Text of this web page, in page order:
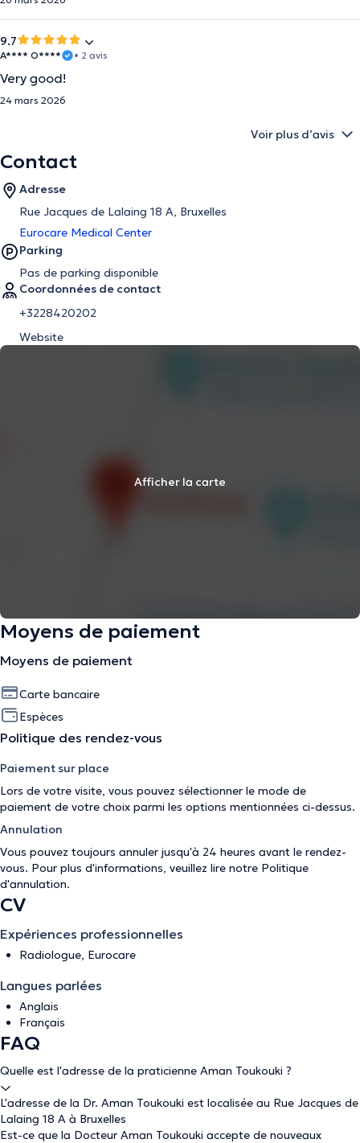
9.7
A**** O**** • 2 avis
Very good!
24 mars 2026
Voir plus d’avis
Contact
Adresse
Rue Jacques de Lalaing 18 A, Bruxelles
Eurocare Medical Center
Parking
Pas de parking disponible
Coordonnées de contact
+3228420202
Website
Afficher la carte
Moyens de paiement
Moyens de paiement
Carte bancaire
Espèces
Politique des rendez-vous
Paiement sur place
Lors de votre visite, vous pouvez sélectionner le mode de
paiement de votre choix parmi les options mentionnées ci-dessus.
Annulation
Vous pouvez toujours annuler jusqu'à 24 heures avant le rendez-
vous. Pour plus d'informations, veuillez lire notre Politique
d'annulation.
CV
Expériences professionnelles
Radiologue, Eurocare
Langues parlées
Anglais
Français
FAQ
Quelle est l'adresse de la praticienne Aman Toukouki ?
L'adresse de la Dr. Aman Toukouki est localisée au Rue Jacques de
Lalaing 18 A à Bruxelles
Est-ce que la Docteur Aman Toukouki accepte de nouveaux